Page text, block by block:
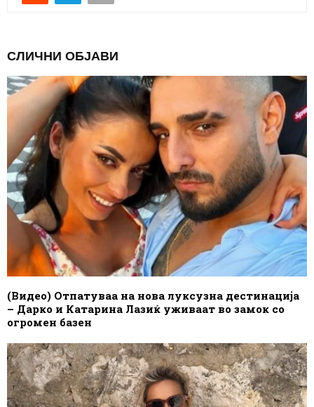
СЛИЧНИ ОБЈАВИ
(Видео) Отпатуваа на нова луксузна дестинација
– Дарко и Катарина Лазиќ уживаат во замок со
огромен базен